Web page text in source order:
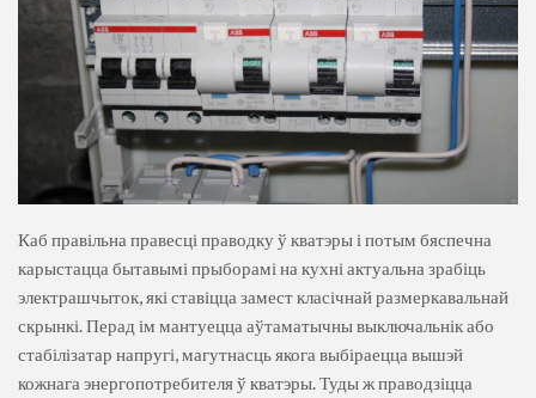
Каб правільна правесці праводку ў кватэры і потым бяспечна
карыстацца бытавымі прыборамі на кухні актуальна зрабіць
электрашчыток, які ставіцца замест класічнай размеркавальнай
скрынкі. Перад ім мантуецца аўтаматычны выключальнік або
стабілізатар напругі, магутнасць якога выбіраецца вышэй
кожнага энергопотребителя ў кватэры. Туды ж праводзіцца